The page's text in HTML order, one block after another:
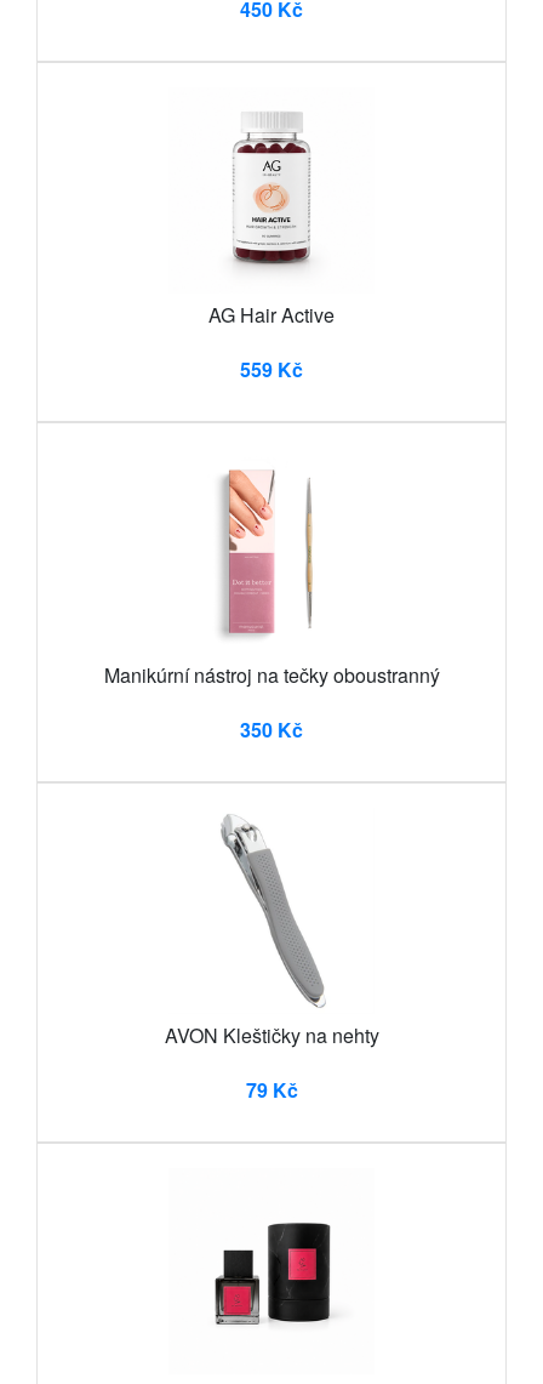
450 Kč
AG Hair Active
559 Kč
Manikúrní nástroj na tečky oboustranný
350 Kč
AVON Kleštičky na nehty
79 Kč